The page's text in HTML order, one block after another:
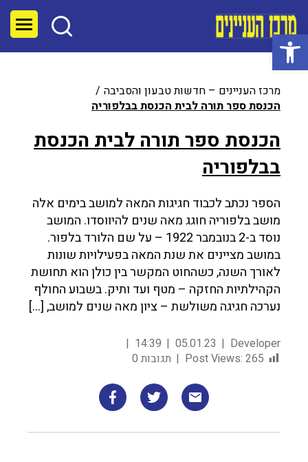
פתח סרגל נגישות
מרכז העניינים – חדשות טבעון והסביבה
הכנסת ספר תורה לבית הכנסת בבלפוריה
הכנסת ספר תורה לבית הכנסת
בבלפוריה
הספר נכתב לכבוד חגיגות המאה למושב בימים אלה
מושב בלפוריה חוגג מאה שנים להיווסדו. המושב
נוסד ב-2 בנובמבר 1922 – על שם הלורד בלפור.
במושב מציינים את שנת המאה בפעילויות שונות
לאורך השנה, כשהחוט המקשר בין כולן הוא תחושת
הקהילתיות החזקה – מטף ועד ותיק. בשבוע החולף
נערכה חגיגה משולשת – ציון מאה שנים למושב, […]
Developer
05.01.23
14:39
Post Views: 265 תגובות 0